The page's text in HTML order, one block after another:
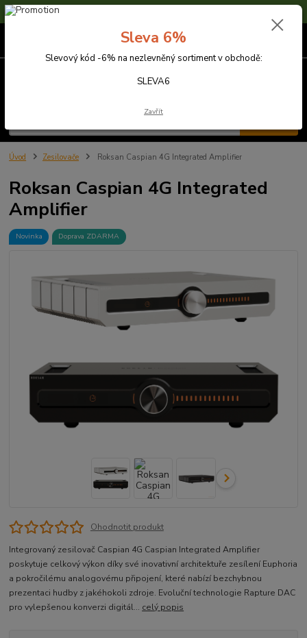
Sleva 6% na nezlevněné zboží s kódem SLEVA6
Úvod Zesilovače Roksan Caspian 4G Integrated Amplifier
Roksan Caspian 4G Integrated
Amplifier
Novinka Doprava ZDARMA
Ohodnotit produkt
Integrovaný zesilovač Caspian 4G Caspian Integrated Amplifier
poskytuje celkový výkon díky své inovativní architektuře zesílení Euphoria
a pokročilému analogovému připojení, které nabízí bezchybnou
prezentaci hudby z jakéhokoli zdroje. Evoluční technologie Rapture DAC
pro vylepšenou konverzi digitál... celý popis
Sleva 6%
Slevový kód -6% na nezlevněný sortiment v obchodě:
SLEVA6
Zavřít